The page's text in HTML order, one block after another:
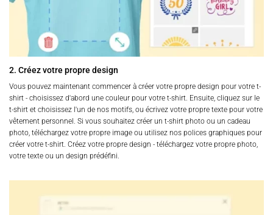
2. Créez votre propre design
Vous pouvez maintenant commencer à créer votre propre design pour votre t-
shirt - choisissez d'abord une couleur pour votre t-shirt. Ensuite, cliquez sur le
t-shirt et choisissez l'un de nos motifs, ou écrivez votre propre texte pour votre
vêtement personnel. Si vous souhaitez créer un t-shirt photo ou un cadeau
photo, téléchargez votre propre image ou utilisez nos polices graphiques pour
créer votre t-shirt. Créez votre propre design - téléchargez votre propre photo,
votre texte ou un design prédéfini.